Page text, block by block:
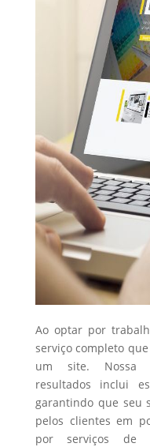
Ao optar por
serviço completo
um site. Nossa
resultados inclui
garantindo que seu
pelos clientes em
por serviços de